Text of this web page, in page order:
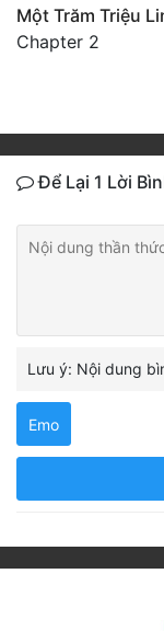
Một Trăm Triệu
Chapter 2
Để Lại 1 Lời
Lưu ý: Nội dung
Emo